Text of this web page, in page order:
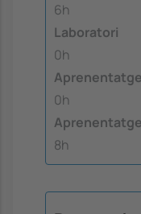
6h
Laboratori
0h
0h
8h